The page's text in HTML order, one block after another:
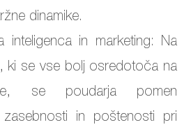
dinamike.
inteligenca in marketing: Na
ki se vse bolj osredotoča na
se poudarja pomen
zasebnosti in poštenosti pri